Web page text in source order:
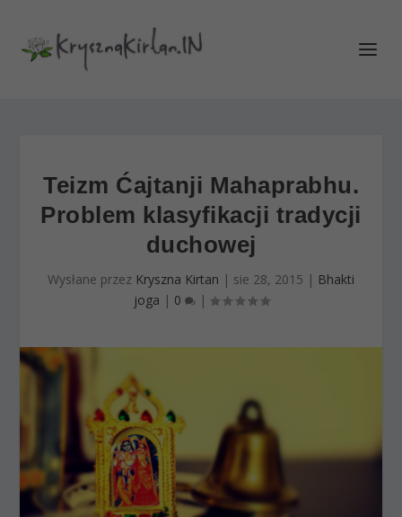
Teizm Ćajtanji Mahaprabhu.
Problem klasyfikacji tradycji
duchowej
Wysłane przez Kryszna Kirtan | sie 28, 2015 | Bhakti
joga | 0 |